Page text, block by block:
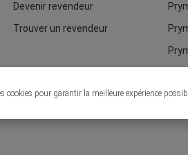
Devenir revendeur
Trouver un revendeur
cookies pour garantir la meilleure expérience